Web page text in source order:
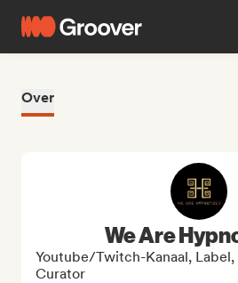
Over
We Are
Youtube/Twitch-Kanaal,
Curator